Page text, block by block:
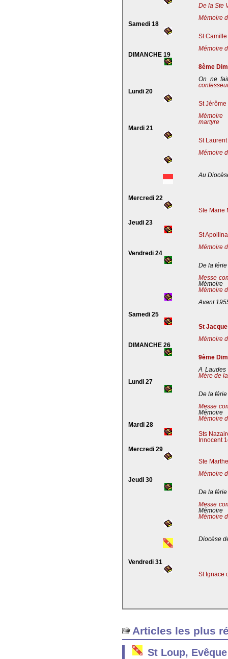
De la Ste
Mémoire
Samedi 18
St
Mémoire
DIMANCHE 19
8ème
On ne
Lundi 20
St
Mémoire
martyre
Mardi 21
St
Mémoire
Au
Mercredi 22
Ste Marie
Jeudi 23
St
Mémoire
Vendredi 24
De la férie
Messe
Mémoire
Mémoire
Avant
Samedi 25
St
Mémoire
DIMANCHE 26
9ème
A
Mère de
Lundi 27
De la férie
Messe
Mémoire
Mémoire
Mardi 28
Sts
Innocent
Mercredi 29
Ste
Mémoire
Jeudi 30
De la férie
Messe
Mémoire
Mémoire
Diocèse
Vendredi 31
St Ignace
Articles les plus
St Loup,